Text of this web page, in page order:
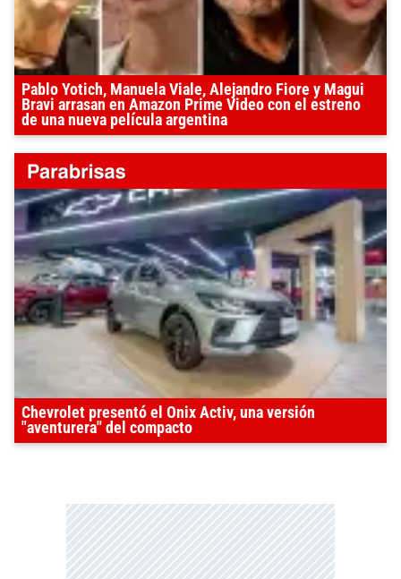
Pablo Yotich, Manuela Viale, Alejandro Fiore y Magui
Bravi arrasan en Amazon Prime Video con el estreno
de una nueva película argentina
Chevrolet presentó el Onix Activ, una versión
"aventurera" del compacto